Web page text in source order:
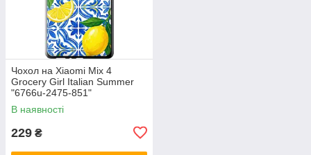
Чохол на Xiaomi Mix 4
Grocery Girl Italian Summer
"6766u-2475-851"
В наявності
229 ₴